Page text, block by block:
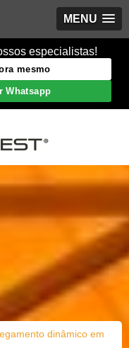
MENU
especialistas!
mesmo
Whatsapp
dinâmico em